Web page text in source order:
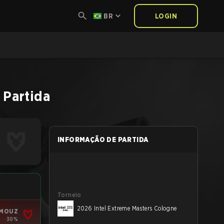
BR LOGIN
Partida
30%
INFORMAÇÃO DE PARTIDA
Torneio
2026 Intel Extreme Masters Cologne